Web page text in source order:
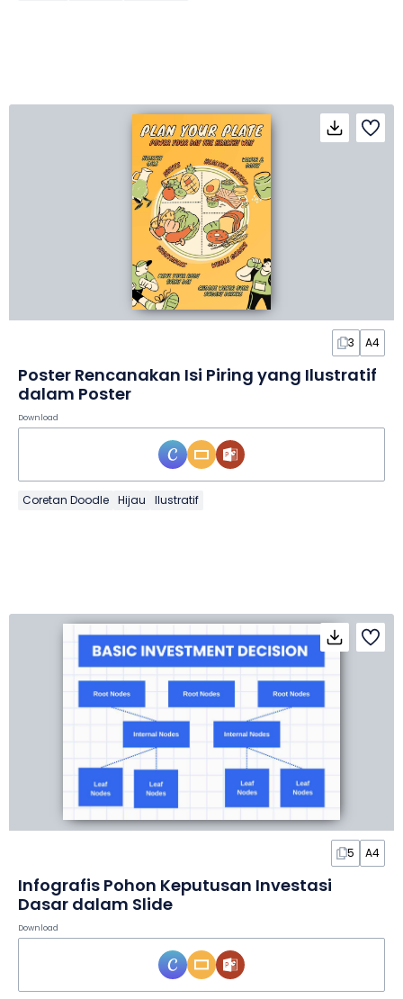
3 A4
Poster Rencanakan Isi Piring yang Ilustratif
dalam Poster
Download
Coretan Doodle Hijau Ilustratif
5 A4
Infografis Pohon Keputusan Investasi
Dasar dalam Slide
Download